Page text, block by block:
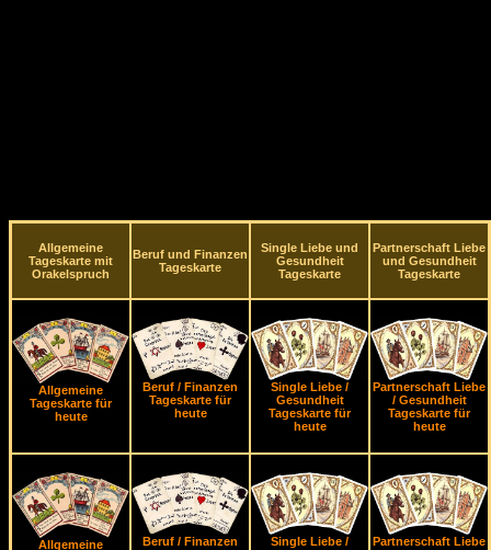
Allgemeine
Tageskarte mit
Orakelspruch
Beruf und Finanzen
Tageskarte
Single Liebe und
Gesundheit
Tageskarte
Partnerschaft Liebe
und Gesundheit
Tageskarte
Allgemeine
Tageskarte für
heute
Beruf / Finanzen
Tageskarte für
heute
Single Liebe /
Gesundheit
Tageskarte für
heute
Partnerschaft Liebe
/ Gesundheit
Tageskarte für
heute
Allgemeine
Beruf / Finanzen
Single Liebe /
Partnerschaft Liebe